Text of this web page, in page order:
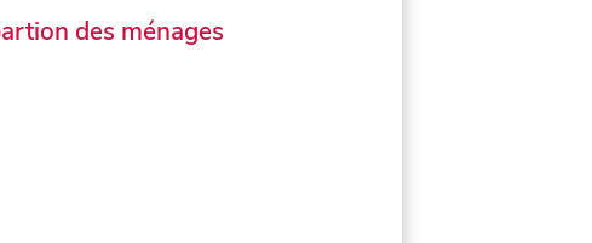
des ménages